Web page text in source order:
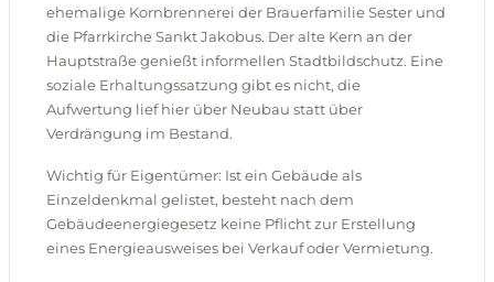
ehemalige Kornbrennerei der Brauerfamilie Sester und
die Pfarrkirche Sankt Jakobus. Der alte Kern an der
Hauptstraße genießt informellen Stadtbildschutz. Eine
soziale Erhaltungssatzung gibt es nicht, die
Aufwertung lief hier über Neubau statt über
Verdrängung im Bestand.
Wichtig für Eigentümer: Ist ein Gebäude als
Einzeldenkmal gelistet, besteht nach dem
Gebäudeenergiegesetz keine Pflicht zur Erstellung
eines Energieausweises bei Verkauf oder Vermietung.